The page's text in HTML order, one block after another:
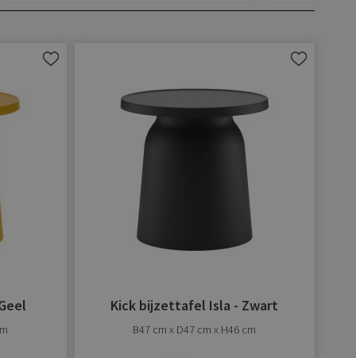
Kick bijzettafel Isla - Zwart
B47 cm x D47 cm x H46 cm